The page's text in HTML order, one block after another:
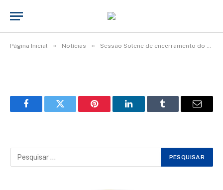
Página Inicial » Notícias » Sessão Solene de encerramento do 4º período Legislativo da 19ª Legislatura
Img35_600x400
FacebookTwitter Pinterest LinkedInTumblr Email